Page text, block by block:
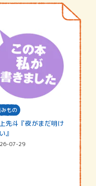
もの
先斗『夜がまだ明け
』
07-29